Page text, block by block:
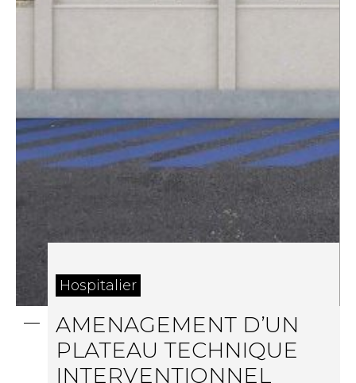
Hospitalier
AMENAGEMENT D’UN
PLATEAU TECHNIQUE
INTERVENTIONNEL